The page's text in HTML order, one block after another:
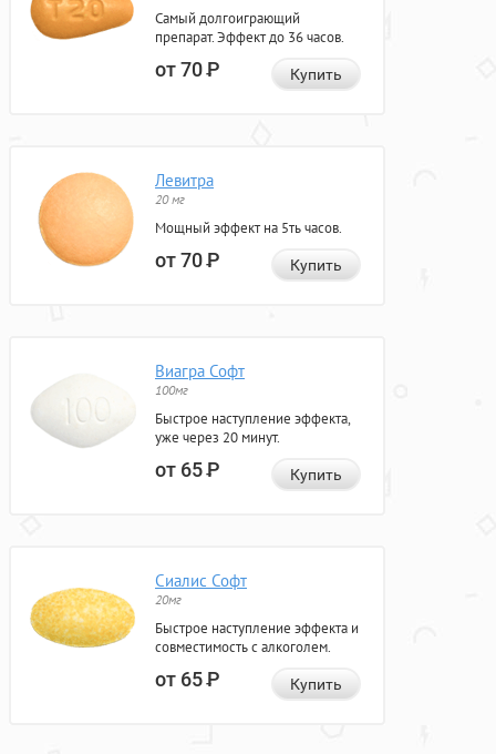
Самый долгоиграющий
препарат. Эффект до 36 часов.
от 70Р Купить
Левитра
20 мг
Мощный эффект на 5ть часов.
от 70Р Купить
Виагра Софт
100мг
Быстрое наступление эффекта,
уже через 20 минут.
от 65Р Купить
Сиалис Софт
20мг
Быстрое наступление эффекта и
совместимость с алкоголем.
от 65Р Купить